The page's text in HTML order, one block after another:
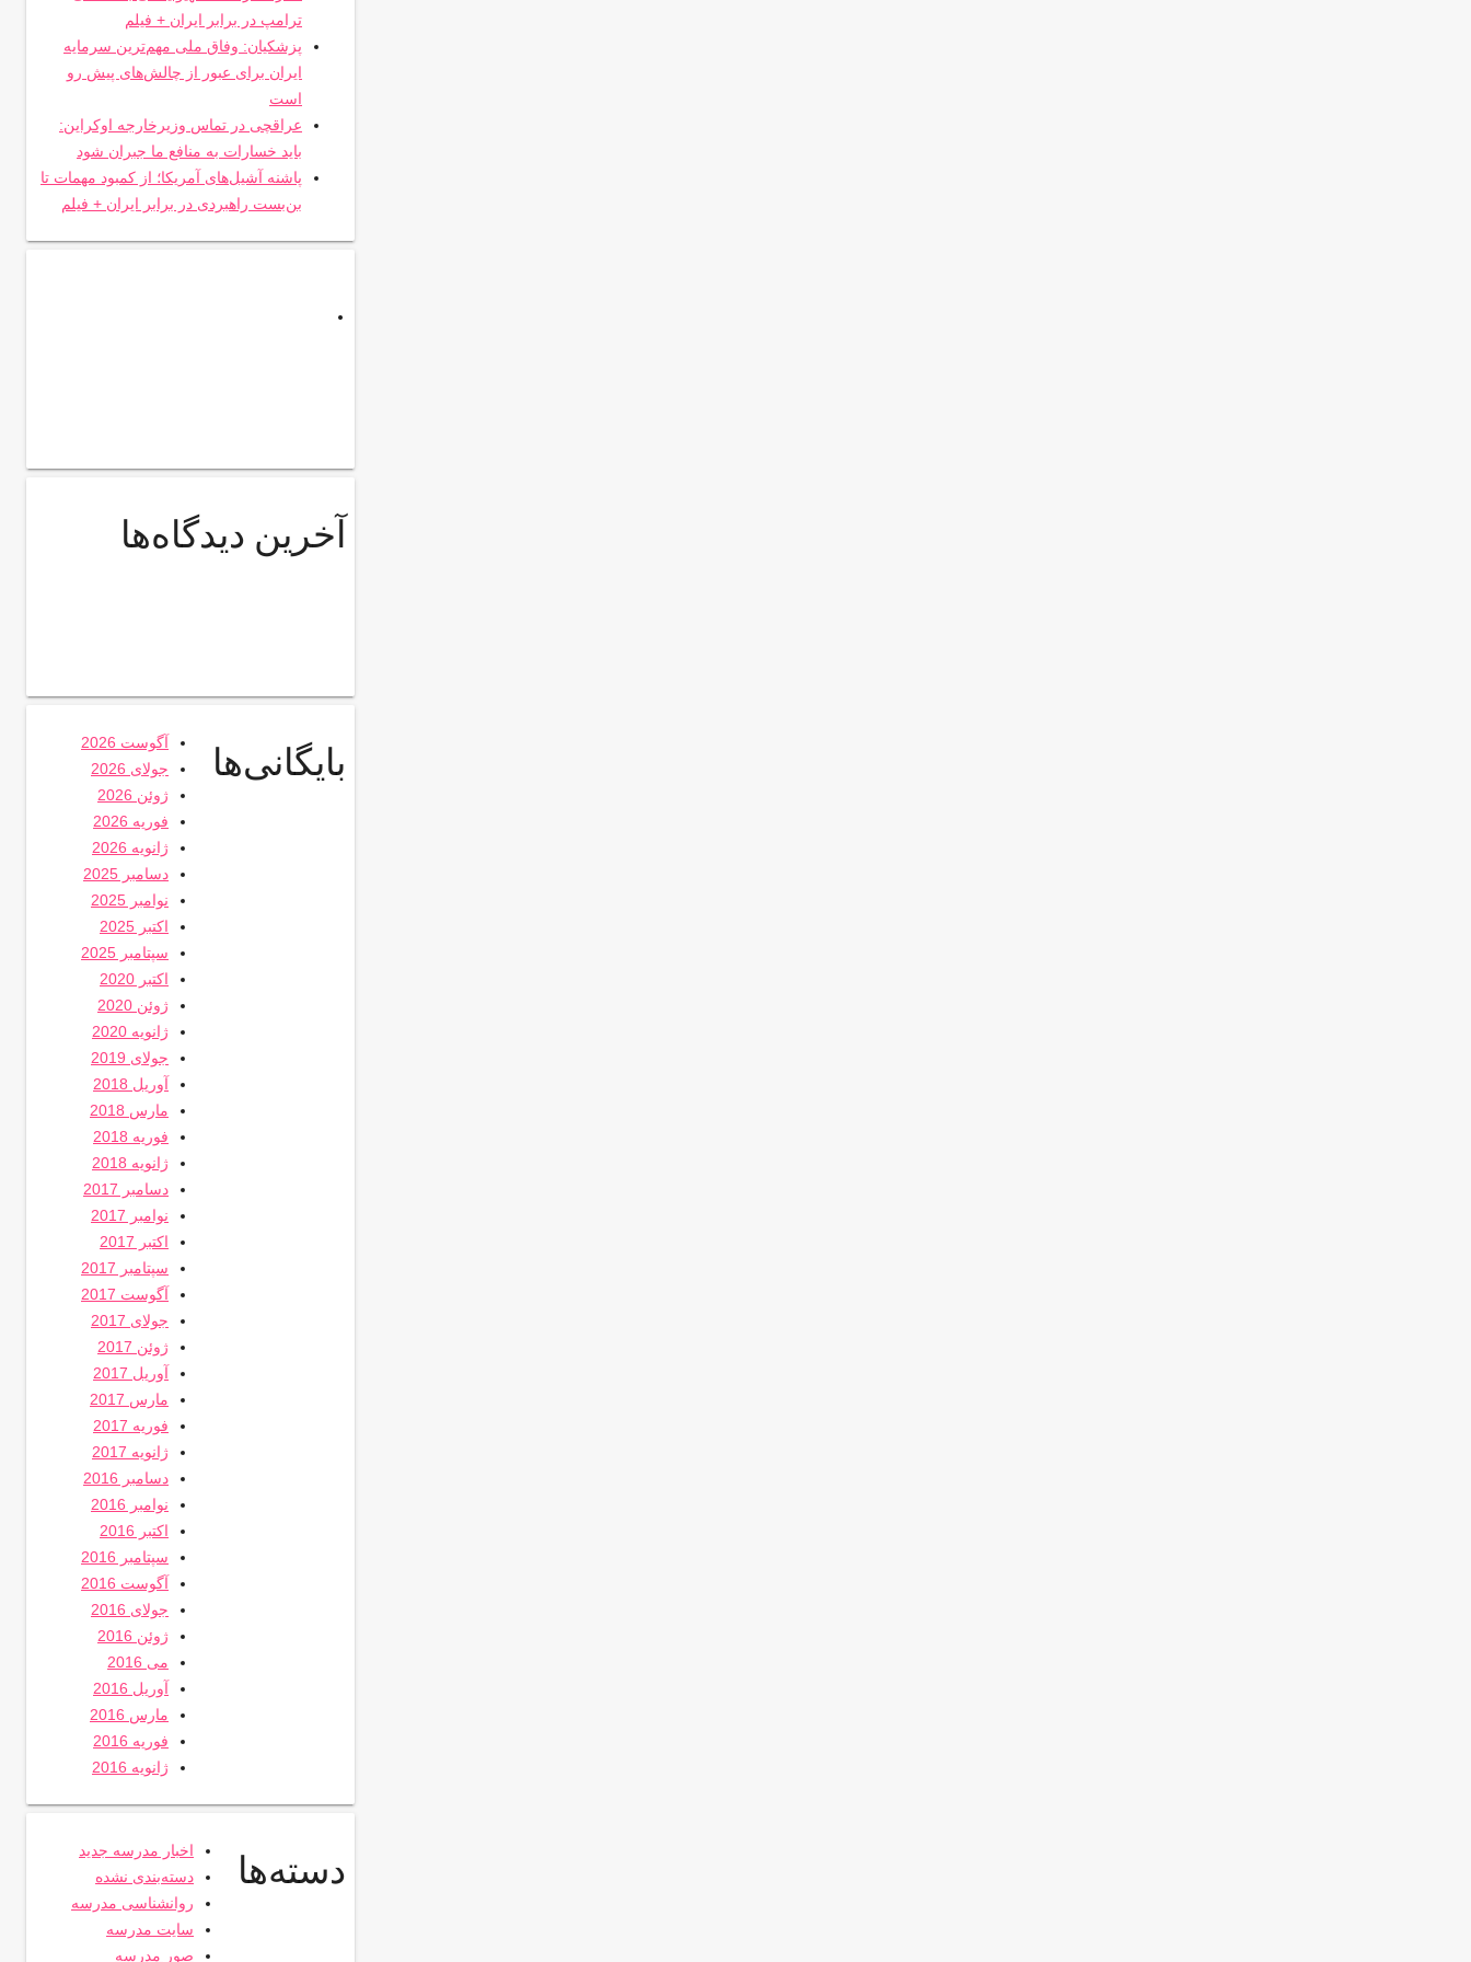
ترامپ در برابر ایران + فیلم
پزشکیان: وفاق ملی مهم‌ترین سرمایه
ایران برای عبور از چالش‌های پیش رو
است
عراقچی در تماس وزیرخارجه اوکراین:
باید خسارات به منافع ما جبران شود
پاشنه آشیل‌های آمریکا؛ از کمبود مهمات تا
بن‌بست راهبردی در برابر ایران + فیلم
.
آخرین دیدگاه‌ها
بایگانی‌ها
آگوست 2026
جولای 2026
ژوئن 2026
فوریه 2026
ژانویه 2026
دسامبر 2025
نوامبر 2025
اکتبر 2025
سپتامبر 2025
اکتبر 2020
ژوئن 2020
ژانویه 2020
جولای 2019
آوریل 2018
مارس 2018
فوریه 2018
ژانویه 2018
دسامبر 2017
نوامبر 2017
اکتبر 2017
سپتامبر 2017
آگوست 2017
جولای 2017
ژوئن 2017
آوریل 2017
مارس 2017
فوریه 2017
ژانویه 2017
دسامبر 2016
نوامبر 2016
اکتبر 2016
سپتامبر 2016
آگوست 2016
جولای 2016
ژوئن 2016
می 2016
آوریل 2016
مارس 2016
فوریه 2016
ژانویه 2016
دسته‌ها
اخبار مدرسه جدید
دسته‌بندی نشده
روانشناسی مدرسه
سایت مدرسه
صور مدرسه